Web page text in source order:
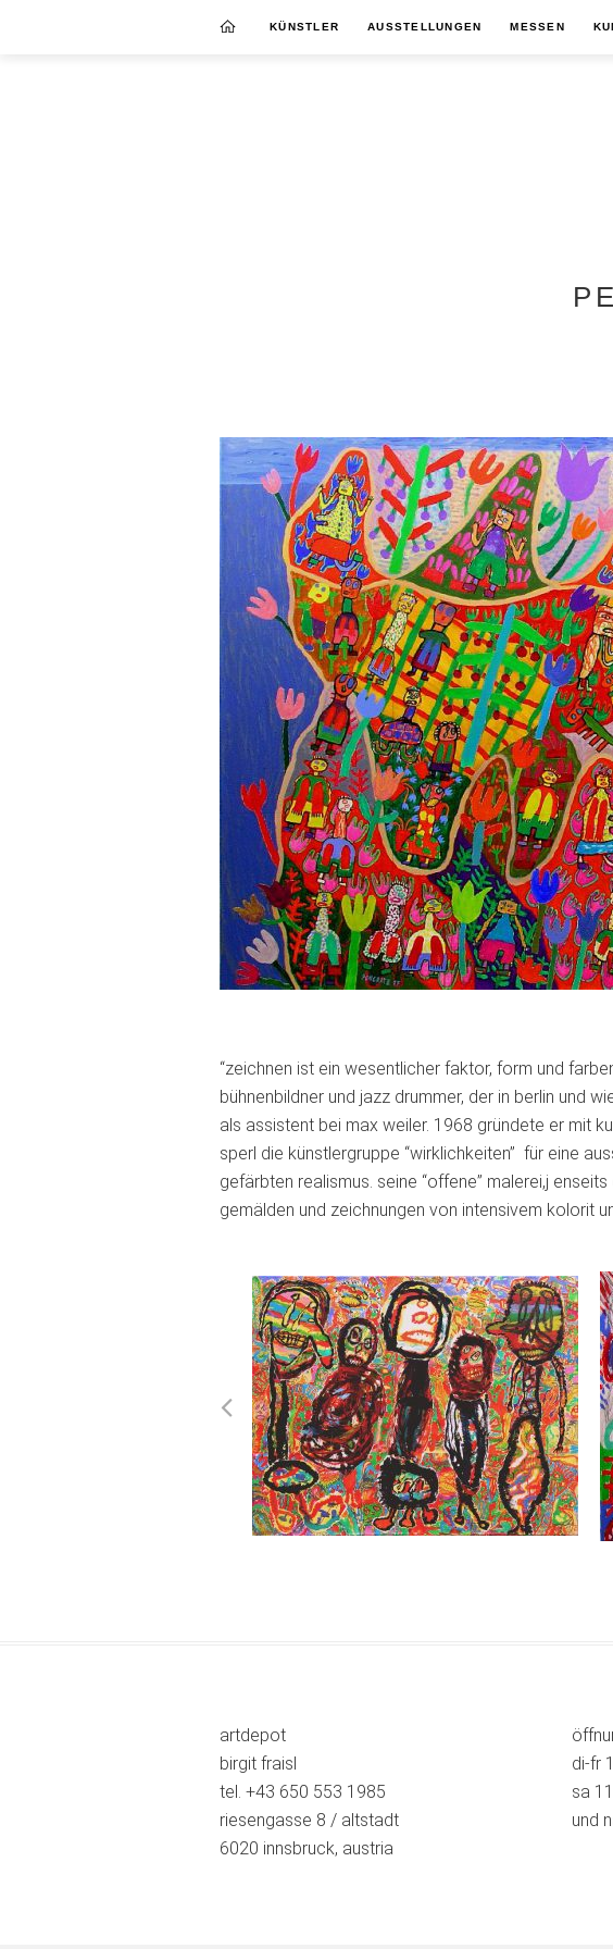
KÜNSTLER AUSSTELLUNGEN MESSEN
“zeichnen ist ein wesentlicher faktor, form und
bühnenbildner und jazz drummer, der in berlin und
als assistent bei max weiler. 1968 gründete er mit
sperl die künstlergruppe “wirklichkeiten” für eine
gefärbten realismus. seine “offene” malerei,j
gemälden und zeichnungen von intensivem kolorit
artdepot
birgit fraisl
tel. +43 650 553 1985
riesengasse 8 / altstadt
6020 innsbruck, austria
di-fr
sa
und